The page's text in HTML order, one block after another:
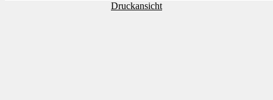
Druckansicht